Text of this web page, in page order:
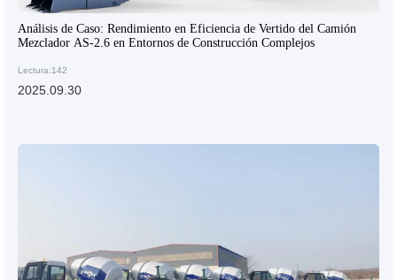
Análisis de Caso: Rendimiento en Eficiencia de Vertido del Camión
Mezclador AS-2.6 en Entornos de Construcción Complejos
Lectura:142
2025.09.30